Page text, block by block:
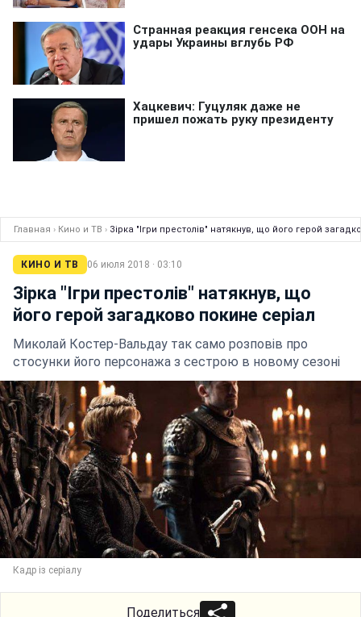
Главная › Кино и ТВ › Зірка "Ігри престолів" натякнув, що його герой
КИНО И ТВ 06 июля 2018 · 03:10
Зірка "Ігри престолів" натякнув, що
його герой загадково покине серіал
Миколай Костер-Вальдау так само розповів про
стосунки його персонажа з сестрою в новому сезоні
Кадр із серіалу
Поделиться